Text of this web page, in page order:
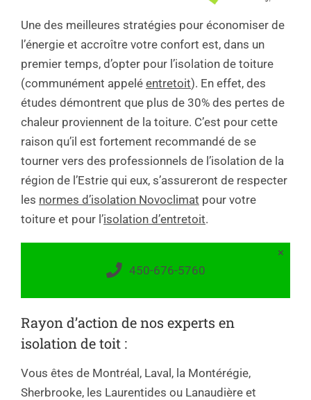
Une des meilleures stratégies pour économiser de
l’énergie et accroître votre confort est, dans un
premier temps, d’opter pour l’isolation de toiture
(communément appelé entretoit). En effet, des
études démontrent que plus de 30% des pertes de
chaleur proviennent de la toiture. C’est pour cette
raison qu’il est fortement recommandé de se
tourner vers des professionnels de l’isolation de la
région de l’Estrie qui eux, s’assureront de respecter
les normes d’isolation Novoclimat pour votre
toiture et pour l’isolation d’entretoit.
×
450-676-5760
Rayon d’action de nos experts en
isolation de toit :
Vous êtes de Montréal, Laval, la Montérégie,
Sherbrooke, les Laurentides ou Lanaudière et